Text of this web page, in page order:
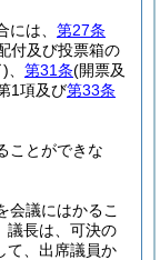
は、 第27条
付及び投票箱の
) 第31条(開票及
1項及び第33条
ことができな
会議にはかるこ
議長は、可決の
て、出席議員か